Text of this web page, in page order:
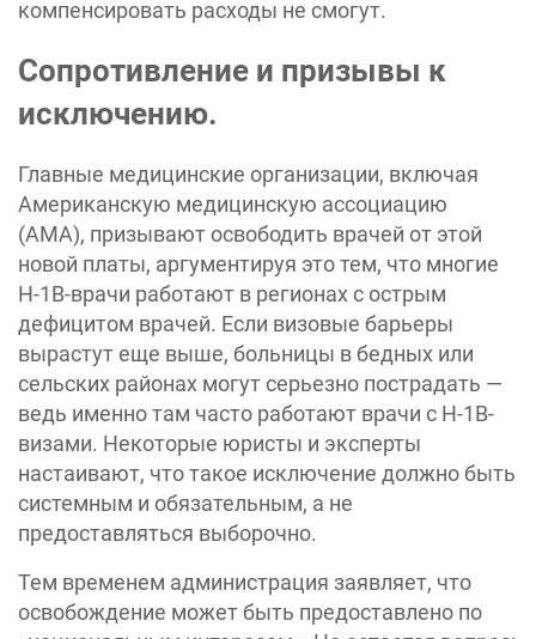
компенсировать расходы не смогут.
Сопротивление и призывы к
исключению.
Главные медицинские организации, включая
Американскую медицинскую ассоциацию
(AMA), призывают освободить врачей от этой
новой платы, аргументируя это тем, что многие
H-1B-врачи работают в регионах с острым
дефицитом врачей. Если визовые барьеры
вырастут еще выше, больницы в бедных или
сельских районах могут серьезно пострадать —
ведь именно там часто работают врачи с H-1B-
визами. Некоторые юристы и эксперты
настаивают, что такое исключение должно быть
системным и обязательным, а не
предоставляться выборочно.
Тем временем администрация заявляет, что
освобождение может быть предоставлено по